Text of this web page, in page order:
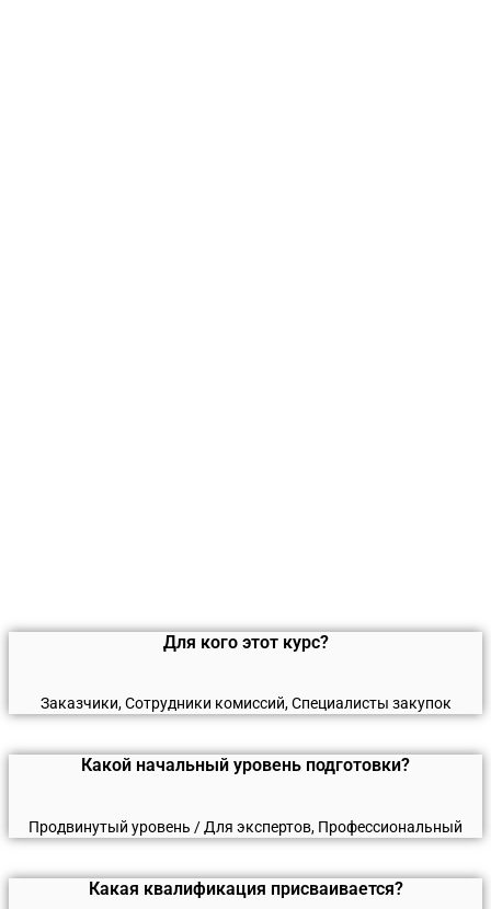
Для кого этот курс?
Заказчики, Сотрудники комиссий, Специалисты закупок
Какой начальный уровень подготовки?
Продвинутый уровень / Для экспертов, Профессиональный
Какая квалификация присваивается?